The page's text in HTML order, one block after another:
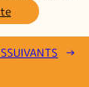
:
L’émancipation
dans
les
SUIVANTS →